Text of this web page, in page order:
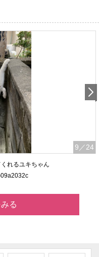
9 ／24
れるユキちゃん
る